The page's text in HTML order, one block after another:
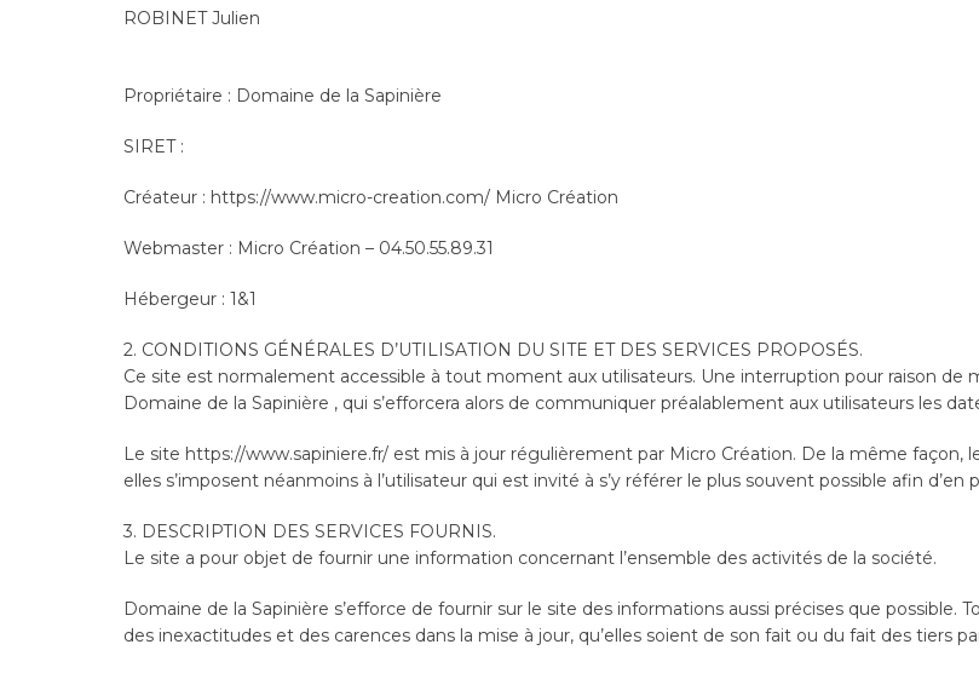
ROBINET Julien
Propriétaire : Domaine de la Sapinière
SIRET :
Créateur : https://www.micro-creation.com/ Micro Création
Webmaster : Micro Création – 04.50.55.89.31
Hébergeur : 1&1
2. CONDITIONS GÉNÉRALES D’UTILISATION DU SITE ET DES SERVICES PROPOSÉS.
Ce site est normalement accessible à tout moment aux utilisateurs. Une interruption pour raison
Domaine de la Sapinière , qui s’efforcera alors de communiquer préalablement aux utilisateurs les
Le site https://www.sapiniere.fr/ est mis à jour régulièrement par Micro Création. De la même
elles s’imposent néanmoins à l’utilisateur qui est invité à s’y référer le plus souvent possible afin d’en
3. DESCRIPTION DES SERVICES FOURNIS.
Le site a pour objet de fournir une information concernant l’ensemble des activités de la société.
Domaine de la Sapinière s’efforce de fournir sur le site des informations aussi précises que possible.
des inexactitudes et des carences dans la mise à jour, qu’elles soient de son fait ou du fait des tiers